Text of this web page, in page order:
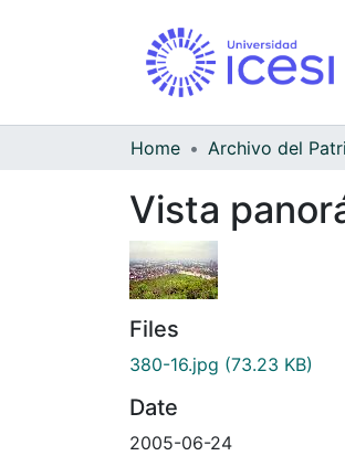
Home
Vista
Files
380-16.jpg (73.23 KB)
Date
2005-06-24